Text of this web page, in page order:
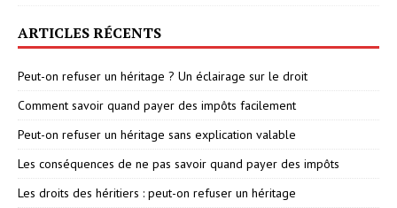
ARTICLES RÉCENTS
Peut-on refuser un héritage ? Un éclairage sur le droit
Comment savoir quand payer des impôts facilement
Peut-on refuser un héritage sans explication valable
Les conséquences de ne pas savoir quand payer des impôts
Les droits des héritiers : peut-on refuser un héritage